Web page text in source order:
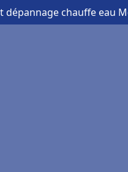
dépannage chauffe eau